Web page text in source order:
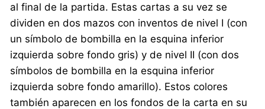
al final de la partida. Estas cartas a su vez se
dividen en dos mazos con inventos de nivel I (con
un símbolo de bombilla en la esquina inferior
izquierda sobre fondo gris) y de nivel II (con dos
símbolos de bombilla en la esquina inferior
izquierda sobre fondo amarillo). Estos colores
también aparecen en los fondos de la carta en su